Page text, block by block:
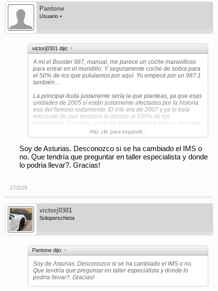
Pantone
Usuario +
victorj0301 dijo: ↑
A mí el Boxster 987, manual, me parece un coche maravilloso
para entrar en el mundillo. Y seguramente coche de sobra para
el 50% de los que pululamos por aquí. Yo empecé por un 987.1
también...
La principal duda justamente sería la que planteas, ya que esas
unidades de 2005 sí están justamente afectadas por la historia
esa del famoso rodamiento. El mío era de 2007 y ya lo traía
reforzado (lo que tampoco lo libraba al 100% de los
problemas). Con todo, y con los kilómetros que tiene y sin saber
el cuidado que ha tenido (¿se ha cambiado el IMS alguna
vez?), mi consejo sería prueba precompra en especialista de
Haz clic para expandir...
Soy de Asturias. Desconozco si se ha cambiado el IMS o
no. Que tendría que preguntar en taller especialista y donde
lo podria llevar?. Gracias!
27/2/25
victorj0301
Soloporschista
Pantone dijo: ↑
Soy de Asturias. Desconozco si se ha cambiado el IMS o no.
Que tendría que preguntar en taller especialista y donde lo
podria llevar?. Gracias!